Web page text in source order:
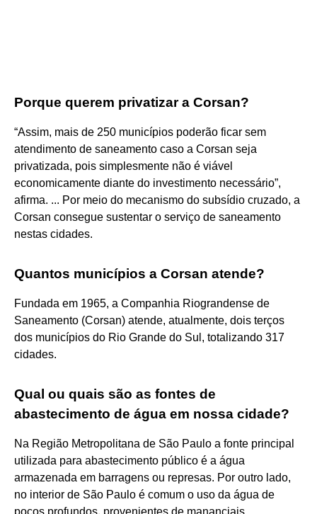
Porque querem privatizar a Corsan?
“Assim, mais de 250 municípios poderão ficar sem
atendimento de saneamento caso a Corsan seja
privatizada, pois simplesmente não é viável
economicamente diante do investimento necessário”,
afirma. ... Por meio do mecanismo do subsídio cruzado, a
Corsan consegue sustentar o serviço de saneamento
nestas cidades.
Quantos municípios a Corsan atende?
Fundada em 1965, a Companhia Riograndense de
Saneamento (Corsan) atende, atualmente, dois terços
dos municípios do Rio Grande do Sul, totalizando 317
cidades.
Qual ou quais são as fontes de
abastecimento de água em nossa cidade?
Na Região Metropolitana de São Paulo a fonte principal
utilizada para abastecimento público é a água
armazenada em barragens ou represas. Por outro lado,
no interior de São Paulo é comum o uso da água de
poços profundos, provenientes de mananciais